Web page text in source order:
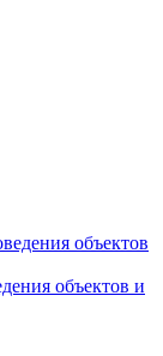
объектов и